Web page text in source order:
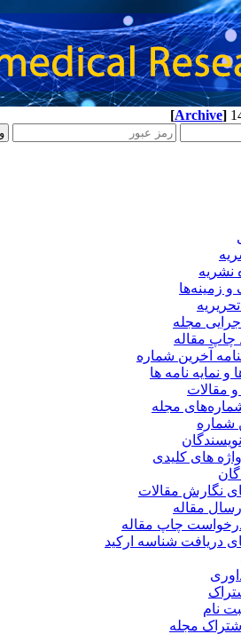
[Archive]
نشریه
و زمینه‌ها
مجله
چاپ مقاله
آخرین شماره
و نمایه نامه ها
و مقالات
مجله
شماره
واژه های کلیدی
نگارش مقالات
مقاله
چاپ مقاله
دریافت شناسه ارکید
نام
مجله